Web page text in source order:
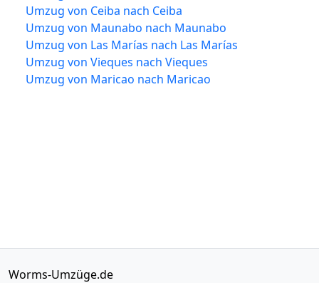
Umzug von Ceiba nach Ceiba
Umzug von Maunabo nach Maunabo
Umzug von Las Marías nach Las Marías
Umzug von Vieques nach Vieques
Umzug von Maricao nach Maricao
Worms-Umzüge.de